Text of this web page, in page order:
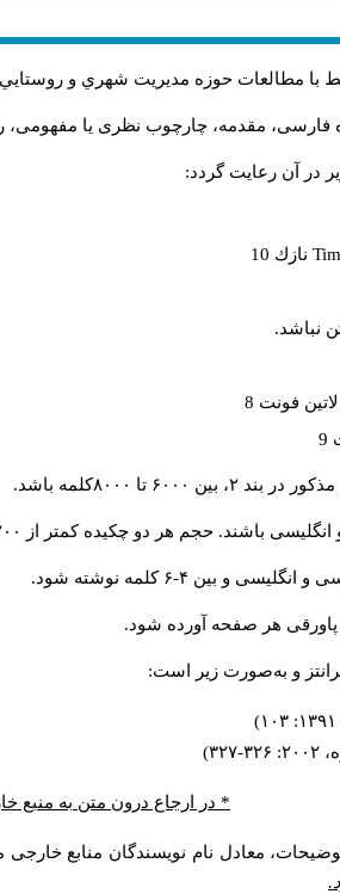
با مطالعات حوزه مديريت شهري و
فارسی، مقدمه، چارچوب نظری یا مفهومی،
در آن رعايت گردد:
نازك 10
نباشد.
تا ۸۰۰۰کلمه باشد.
هر دو چکیده کمتر از ۲۰۰ و بیشتر از ۲۵۰ کلمه نباشد.
بین ۴-۶ کلمه نوشته شود.
هر صفحه آورده شود.
و به‌صورت زیر است:
* در ارجاع درون متن به منبع
معادل نام نویسندگان منابع